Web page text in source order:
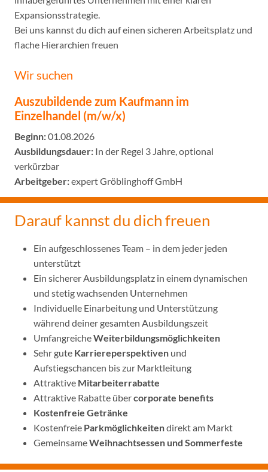
Expansionsstrategie.
Bei uns kannst du dich auf einen sicheren Arbeitsplatz und
flache Hierarchien freuen
Wir suchen
Auszubildende zum Kaufmann im
Einzelhandel (m/w/x)
Beginn:01.08.2026
Ausbildungsdauer: In der Regel 3 Jahre, optional
verkürzbar
Arbeitgeber:expert Gröblinghoff GmbH
Darauf kannst du dich freuen
Ein aufgeschlossenes Team – in dem jeder jeden
unterstützt
Ein sicherer Ausbildungsplatz in einem dynamischen
und stetig wachsenden Unternehmen
Individuelle Einarbeitung und Unterstützung
während deiner gesamten Ausbildungszeit
UmfangreicheWeiterbildungsmöglichkeiten
Sehr gute Karriereperspektiven und
Aufstiegschancen bis zur Marktleitung
Attraktive Mitarbeiterrabatte
Attraktive Rabatte übercorporate benefits
Kostenfreie Getränke
Kostenfreie Parkmöglichkeitendirekt am Markt
GemeinsameWeihnachtsessen und Sommerfeste